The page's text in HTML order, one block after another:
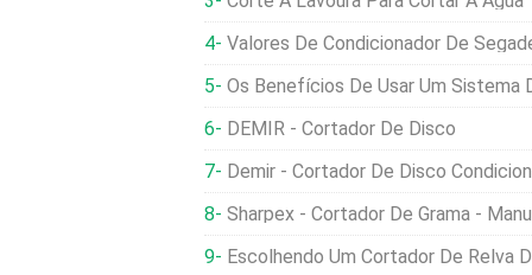
Valores De Condicionador De
Os Benefícios De Usar Um Sistema De
DEMIR - Cortador De Disco
Demir - Cortador De Disco
Sharpex - Cortador De Grama -
Escolhendo Um Cortador De Relva